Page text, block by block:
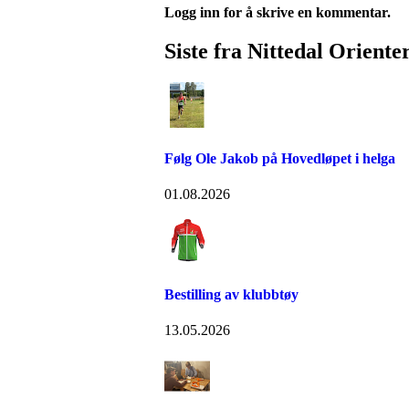
Logg inn for å skrive en kommentar.
Siste fra Nittedal
Følg Ole Jakob på Hovedløpet i helga
01.08.2026
Bestilling av klubbtøy
13.05.2026